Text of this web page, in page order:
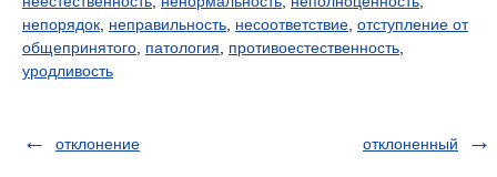
непорядок неправильность несоответствие отступление от
общепринятого патология противоестественность
уродливость
отклонение отклоненный